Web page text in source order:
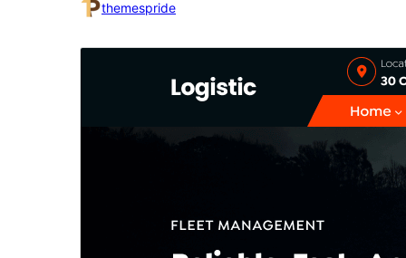
themespride